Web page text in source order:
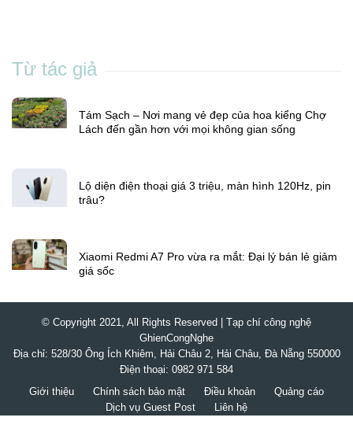
Từ tác giả
Tám Sạch – Nơi mang vẻ đẹp của hoa kiểng Chợ
Lách đến gần hơn với mọi không gian sống
Lộ diện điện thoại giá 3 triệu, màn hình 120Hz, pin
trâu?
Xiaomi Redmi A7 Pro vừa ra mắt: Đại lý bán lẻ giảm
giá sốc
© Copyright 2021, All Rights Reserved | Tạp chí công nghệ
GhienCongNghe
Địa chỉ: 528/30 Ông Ích Khiêm, Hải Châu 2, Hải Châu, Đà Nẵng 550000
Điện thoại: 0982 971 584
Giới thiệu
Chính sách bảo mật Điều khoản
Quảng cáo
Dịch vụ Guest Post
Liên hệ